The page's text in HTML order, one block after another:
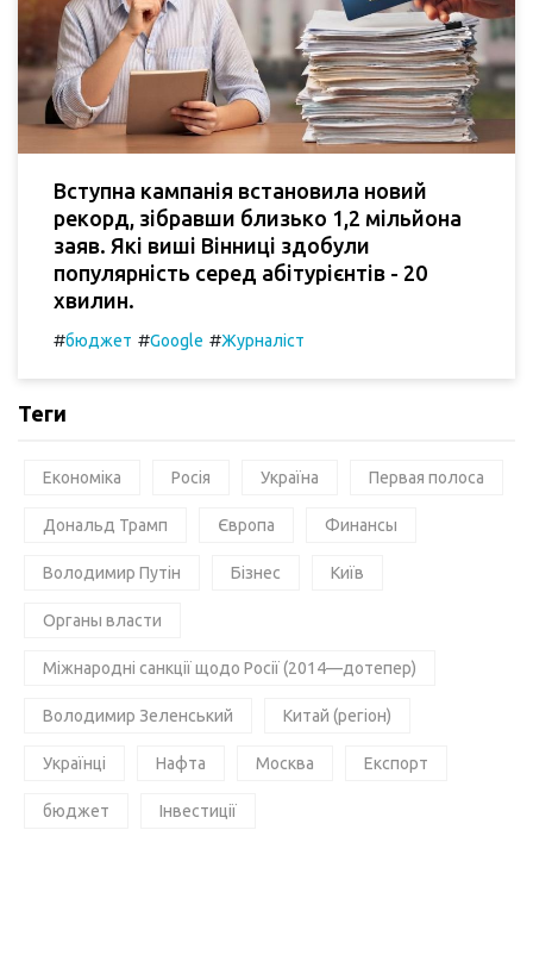
Вступна кампанія встановила новий
рекорд, зібравши близько 1,2 мільйона
заяв. Які виші Вінниці здобули
популярність серед абітурієнтів - 20
хвилин.
#бюджет #Google #Журналіст
Теги
Економіка Росія Україна Первая полоса
Дональд Трамп Європа Финансы
Володимир Путін Бізнес Київ
Органы власти
Міжнародні санкції щодо Росії (2014—дотепер)
Володимир Зеленський Китай (регіон)
Українці Нафта Москва Експорт
бюджет Інвестиції